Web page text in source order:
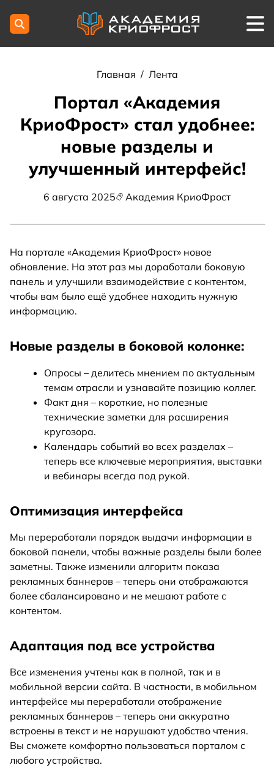
Главная / Лента
Портал «Академия
КриоФрост» стал удобнее:
новые разделы и
улучшенный интерфейс!
6 августа 2025 Академия КриоФрост
На портале «Академия КриоФрост» новое
обновление. На этот раз мы доработали боковую
панель и улучшили взаимодействие с контентом,
чтобы вам было ещё удобнее находить нужную
информацию.
Новые разделы в боковой колонке:
Опросы – делитесь мнением по актуальным
темам отрасли и узнавайте позицию коллег.
Факт дня – короткие, но полезные
технические заметки для расширения
кругозора.
Календарь событий во всех разделах –
теперь все ключевые мероприятия, выставки
и вебинары всегда под рукой.
Оптимизация интерфейса
Мы переработали порядок выдачи информации в
боковой панели, чтобы важные разделы были более
заметны. Также изменили алгоритм показа
рекламных баннеров – теперь они отображаются
более сбалансировано и не мешают работе с
контентом.
Адаптация под все устройства
Все изменения учтены как в полной, так и в
мобильной версии сайта. В частности, в мобильном
интерфейсе мы переработали отображение
рекламных баннеров – теперь они аккуратно
встроены в текст и не нарушают удобство чтения.
Вы сможете комфортно пользоваться порталом с
любого устройства.